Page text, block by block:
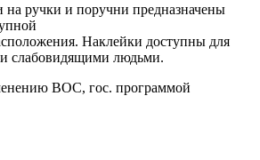
на ручки и поручни предназначены
Наклейки доступны для
слабовидящими людьми.
ВОС, гос. программой